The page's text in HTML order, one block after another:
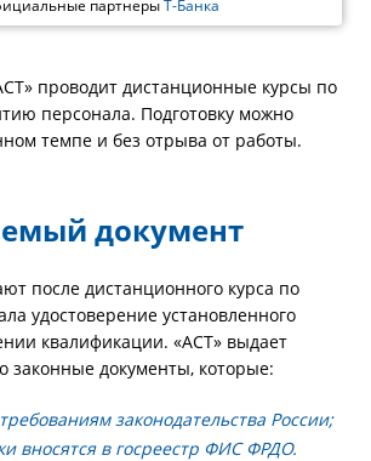
партнерыТ-Банка
проводит дистанционные курсы по
персонала. Подготовку можно
темпе и без отрыва от работы.
документ
после дистанционного курса по
удостоверение установленного
квалификации. «АСТ» выдает
законные документы, которые:
законодательства России;
вносятся в госреестр ФИС ФРДО.